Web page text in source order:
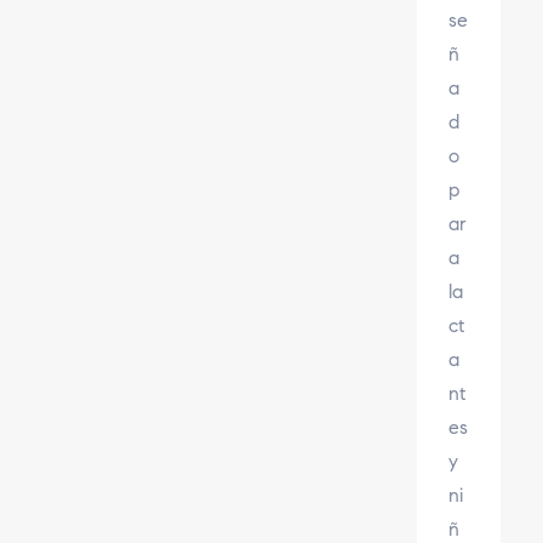
se
ñ
a
d
o
p
ar
a
la
ct
a
nt
es
y
ni
ñ